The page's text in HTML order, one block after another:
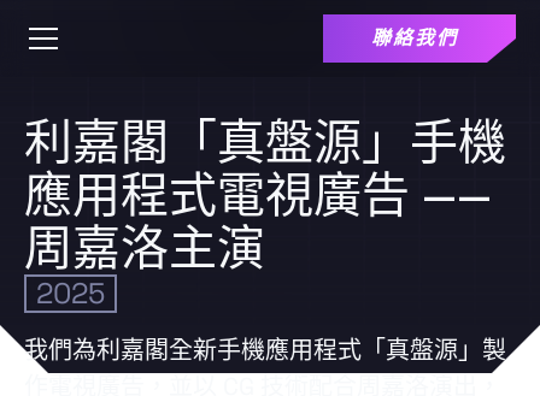
聯絡我們
利嘉閣「真盤源」手機
應用程式電視廣告 ——
周嘉洛主演
2025
我們為利嘉閣全新手機應用程式「真盤源」製